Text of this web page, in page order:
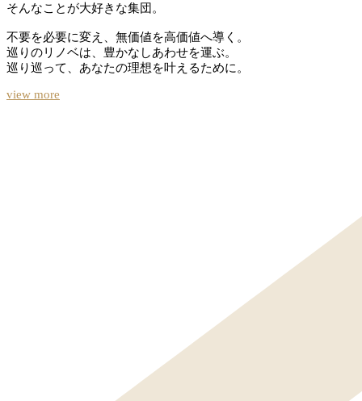
そんなことが大好きな集団。
不要を必要に変え、無価値を高価値へ導く。
巡りのリノベは、豊かなしあわせを運ぶ。
巡り巡って、あなたの理想を叶えるために。
view more